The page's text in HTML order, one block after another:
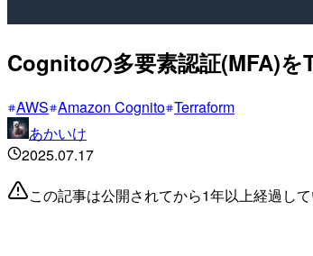
Cognitoの多要素認証(MFA)を
AWS Amazon Cognito Terraform
あかいけ
2025.07.17
この記事は公開されてから1年以上経過し